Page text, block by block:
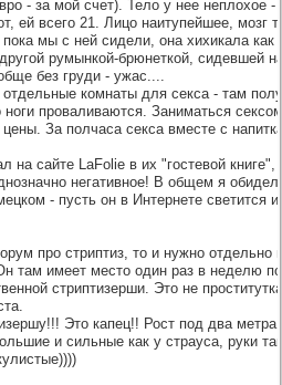
- за мой счет). Тело у нее неплохое -
ей всего 21. Лицо наитупейшее, мозг
мы с ней сидели, она хихикала как
румынкой-брюнеткой, сидевшей
без груди - ужас....
комнаты для секса - там
ноги проваливаются. Заниматься
За полчаса секса вместе с
на сайте LaFolie в их "гостевой книге",
негативное! В общем я
- пусть он в Интернете светится и
про стриптиз, то и нужно отдельно
имеет место один раз в неделю по
стриптизерши. Это не
Это капец!! Рост под два метра,
и сильные как у страуса, руки